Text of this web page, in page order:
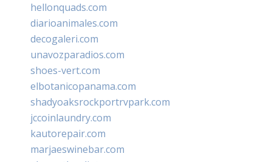
hellonquads.com
diarioanimales.com
decogaleri.com
unavozparadios.com
shoes-vert.com
elbotanicopanama.com
shadyoaksrockportrvpark.com
jccoinlaundry.com
kautorepair.com
marjaeswinebar.com